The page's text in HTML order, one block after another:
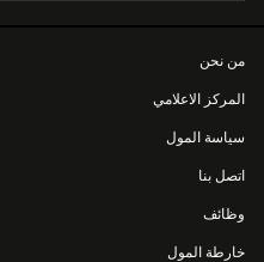
من نحن
المركز الاعلامي
سياسة المول
اتصل بنا
وظائف
خارطة المول